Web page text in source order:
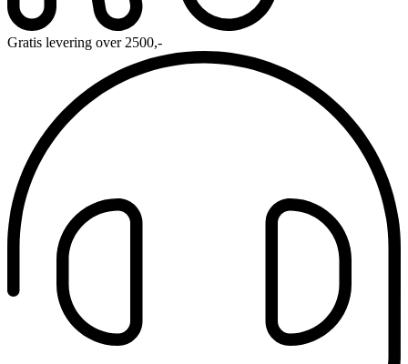
Gratis levering over 2500,-